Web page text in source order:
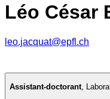
Léo César
leo.jacquat@epfl.ch
Assistant-doctorant,